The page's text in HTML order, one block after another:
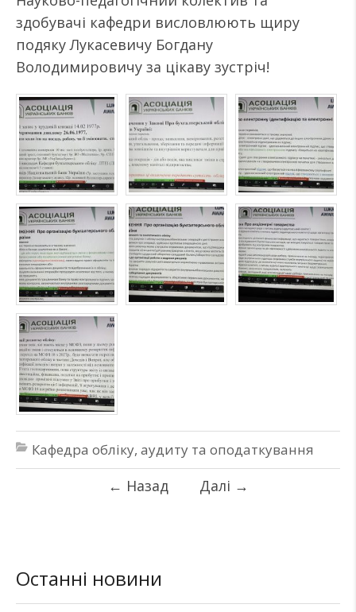
здобувачі кафедри висловлюють щиру
подяку Лукасевичу Богдану
Володимировичу за цікаву зустріч!
Кафедра обліку, аудиту та оподаткування
← Назад Далі →
Останні новини